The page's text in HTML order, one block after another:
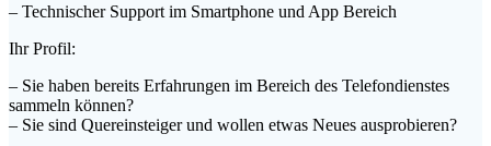
– Technischer Support im Smartphone und App Bereich
Ihr Profil:
– Sie haben bereits Erfahrungen im Bereich des Telefondienstes
sammeln können?
– Sie sind Quereinsteiger und wollen etwas Neues ausprobieren?